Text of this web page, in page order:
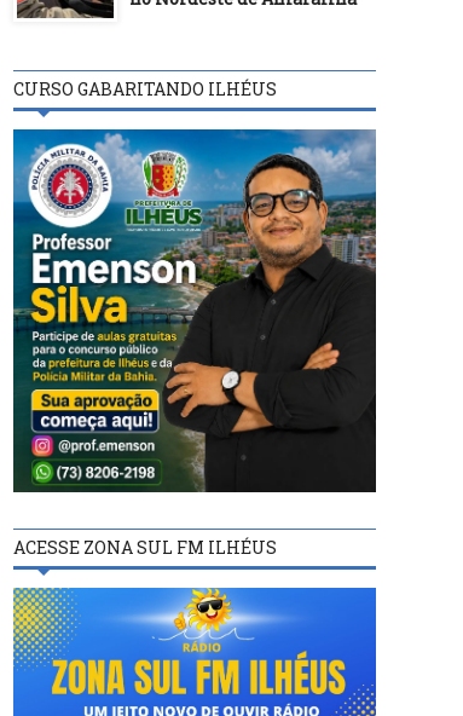
BASTIDORES
10/11/23
Em noite de Suárez, Grêmio
supera Botafogo por 4 a 3 de
virada
BASTIDORES
07/10/25
Justiça cassa mandato
vereador ilheense
CURSO GABARITANDO ILHÉUS
ACESSE ZONA SUL FM ILHÉUS